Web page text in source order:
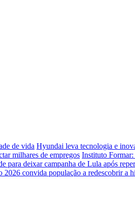
de vida Hyundai leva tecnologia e
milhares de empregos Instituto Formar:
para deixar campanha de Lula após
2026 convida população a redescobrir a